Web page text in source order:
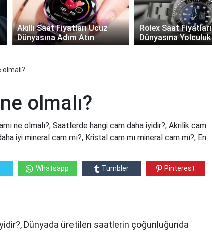
Akıllı Saat Fiyatları Ucuz
Dünyasına Adım Atın
Rolex Saat Fiyatları
Dünyasına Yolculuk
olmalı?
ne olmalı?, Saatlerde hangi cam daha iyidir?, Akrilik cam
iyi mineral cam mı?, Kristal cam mı mineral cam mı?, En
Whatsapp Tumbler Pinterest
Dünyada üretilen saatlerin çoğunluğunda